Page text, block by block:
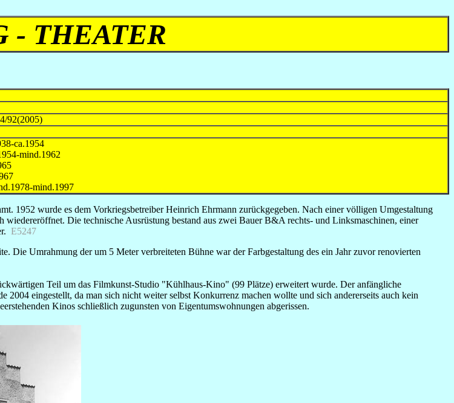
- THEATER
92(2005)
mind.1997
1952 wurde es dem Vorkriegsbetreiber Heinrich Ehrmann zurückgegeben. Nach einer völligen Umgestaltung
Die technische Ausrüstung bestand aus zwei Bauer B&A rechts- und Linksmaschinen, einer
E5247
Die Umrahmung der um 5 Meter verbreiteten Bühne war der Farbgestaltung des ein Jahr zuvor renovierten
Teil um das Filmkunst-Studio "Kühlhaus-Kino" (99 Plätze) erweitert wurde. Der anfängliche
eingestellt, da man sich nicht weiter selbst Konkurrenz machen wollte und sich andererseits auch kein
Kinos schließlich zugunsten von Eigentumswohnungen abgerissen.